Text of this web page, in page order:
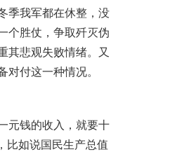
季我军都在休整，没
个胜仗，争取歼灭伪
其悲观失败情绪。
又
对付这一种情况。
元钱的收入，就要十
比如说国民生产总值